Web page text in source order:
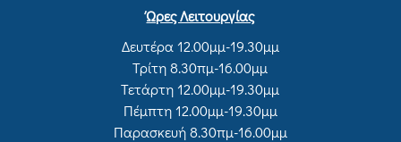
Ώρες Λειτουργίας
Δευτέρα 12.00μμ-19.30μμ
Τρίτη 8.30πμ-16.00μμ
Τετάρτη 12.00μμ-19.30μμ
Πέμπτη 12.00μμ-19.30μμ
Παρασκευή 8.30πμ-16.00μμ